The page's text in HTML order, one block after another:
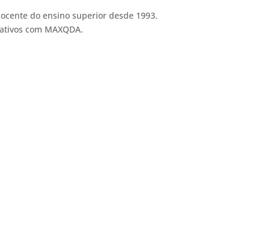
do ensino superior desde 1993.
com MAXQDA.